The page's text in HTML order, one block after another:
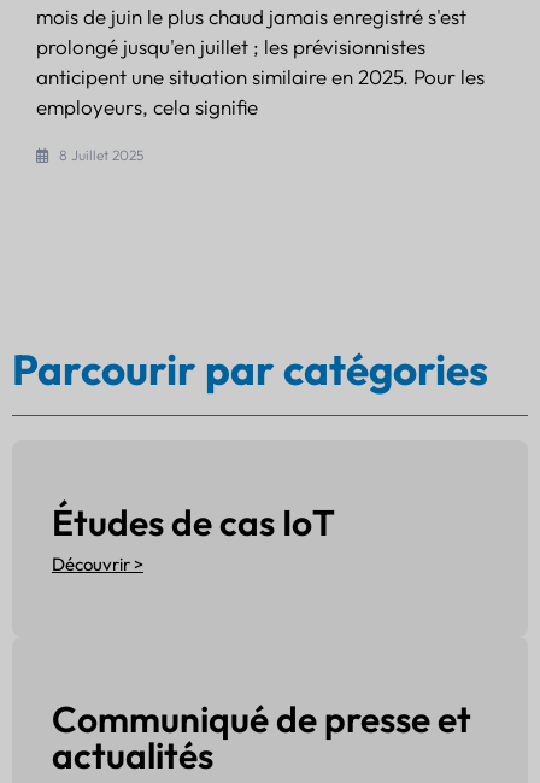
mois de juin le plus chaud jamais enregistré s'est
prolongé jusqu'en juillet ; les prévisionnistes
anticipent une situation similaire en 2025. Pour les
employeurs, cela signifie
8 Juillet 2025
Parcourir par catégories
Études de cas IoT
Découvrir >
Communiqué de presse et
actualités